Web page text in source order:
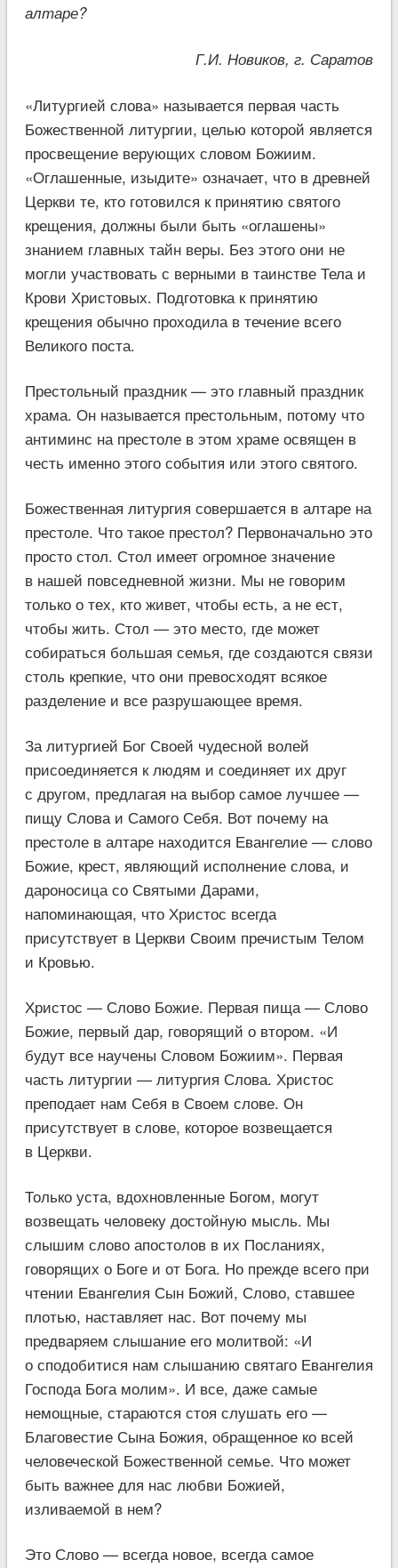
алтаре?
Г.И. Новиков, г. Саратов
«Литургией слова» называется первая часть
Божественной литургии, целью которой является
просвещение верующих словом Божиим.
«Оглашенные, изыдите» означает, что в древней
Церкви те, кто готовился к принятию святого
крещения, должны были быть «оглашены»
знанием главных тайн веры. Без этого они не
могли участвовать с верными в таинстве Тела и
Крови Христовых. Подготовка к принятию
крещения обычно проходила в течение всего
Великого поста.
Престольный праздник — это главный праздник
храма. Он называется престольным, потому что
антиминс на престоле в этом храме освящен в
честь именно этого события или этого святого.
Божественная литургия совершается в алтаре на
престоле. Что такое престол? Первоначально это
просто стол. Стол имеет огромное значение
в нашей повседневной жизни. Мы не говорим
только о тех, кто живет, чтобы есть, а не ест,
чтобы жить. Стол — это место, где может
собираться большая семья, где создаются связи
столь крепкие, что они превосходят всякое
разделение и все разрушающее время.
За литургией Бог Своей чудесной волей
присоединяется к людям и соединяет их друг
с другом, предлагая на выбор самое лучшее —
пищу Слова и Самого Себя. Вот почему на
престоле в алтаре находится Евангелие — слово
Божие, крест, являющий исполнение слова, и
дароносица со Святыми Дарами,
напоминающая, что Христос всегда
присутствует в Церкви Своим пречистым Телом
и Кровью.
Христос — Слово Божие. Первая пища — Слово
Божие, первый дар, говорящий о втором. «И
будут все научены Словом Божиим». Первая
часть литургии — литургия Слова. Христос
преподает нам Себя в Своем слове. Он
присутствует в слове, которое возвещается
в Церкви.
Только уста, вдохновленные Богом, могут
возвещать человеку достойную мысль. Мы
слышим слово апостолов в их Посланиях,
говорящих о Боге и от Бога. Но прежде всего при
чтении Евангелия Сын Божий, Слово, ставшее
плотью, наставляет нас. Вот почему мы
предваряем слышание его молитвой: «И
о сподобитися нам слышанию святаго Евангелия
Господа Бога молим». И все, даже самые
немощные, стараются стоя слушать его —
Благовестие Сына Божия, обращенное ко всей
человеческой Божественной семье. Что может
быть важнее для нас любви Божией,
изливаемой в нем?
Это Слово — всегда новое, всегда самое